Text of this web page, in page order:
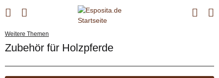
Weitere Themen
Zubehör für Holzpferde